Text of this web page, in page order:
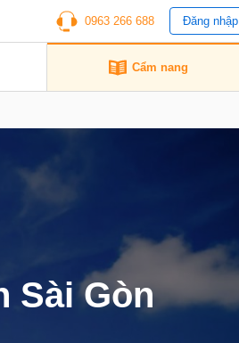
0963 266 688 Đăng nhập
Cẩm nang
Sài Gòn